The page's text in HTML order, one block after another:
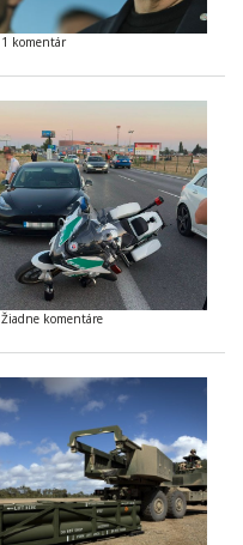
1 komentár
Žiadne komentáre